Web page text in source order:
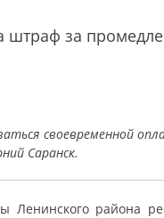
штраф за
своевременной
Саранск.
Ленинского района